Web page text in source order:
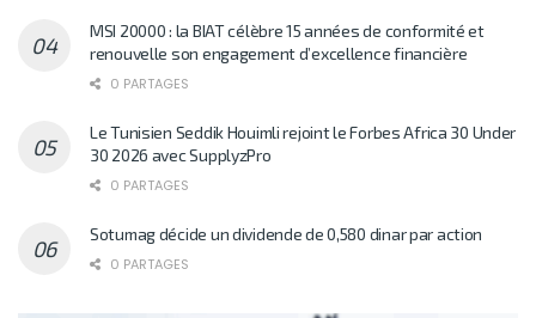
MSI 20000 : la BIAT célèbre 15 années de conformité et
renouvelle son engagement d’excellence financière
0 PARTAGES
Le Tunisien Seddik Houimli rejoint le Forbes Africa 30 Under
30 2026 avec SupplyzPro
0 PARTAGES
Sotumag décide un dividende de 0,580 dinar par action
0 PARTAGES